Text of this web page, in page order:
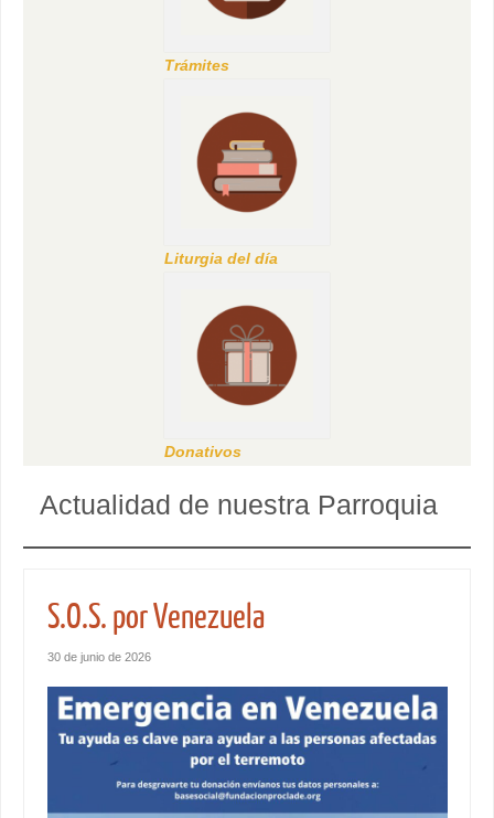
Trámites
Liturgia del día
Donativos
Actualidad de nuestra Parroquia
S.O.S. por Venezuela
30 de junio de 2026